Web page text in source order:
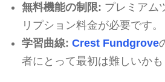
無料機能の制限: プレミアム
リプション料金が必要です。
学習曲線: Crest Fundgrove
者にとって最初は難しいかも